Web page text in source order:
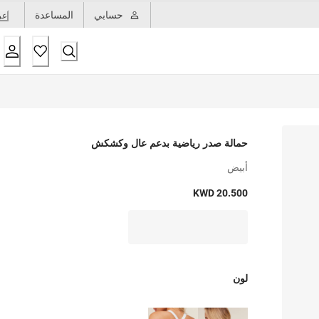
حسابي المساعدة
حمالة صدر رياضية بدعم عال وكشكش
أبيض
KWD 20.500
لون